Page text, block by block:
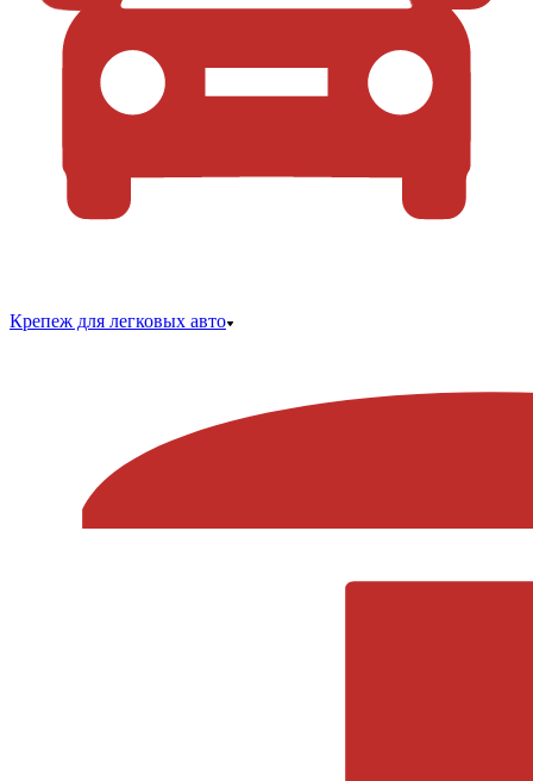
Крепеж для легковых авто